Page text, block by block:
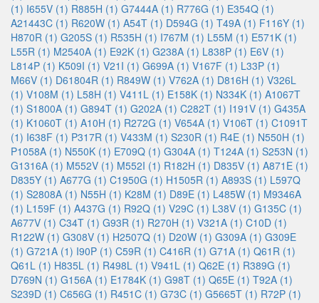
(1) I655V (1) R885H (1) G7444A (1) R776G (1) E354Q (1)
A21443C (1) R620W (1) A54T (1) D594G (1) T49A (1) F116Y (1)
H870R (1) G205S (1) R535H (1) I767M (1) L55M (1) E571K (1)
L55R (1) M2540A (1) E92K (1) G238A (1) L838P (1) E6V (1)
L814P (1) K509I (1) V21I (1) G699A (1) V167F (1) L33P (1)
M66V (1) D61804R (1) R849W (1) V762A (1) D816H (1) V326L
(1) V108M (1) L58H (1) V411L (1) E158K (1) N334K (1) A1067T
(1) S1800A (1) G894T (1) G202A (1) C282T (1) I191V (1) G435A
(1) K1060T (1) A10H (1) R272G (1) V654A (1) V106T (1) C1091T
(1) I638F (1) P317R (1) V433M (1) S230R (1) R4E (1) N550H (1)
P1058A (1) N550K (1) E709Q (1) G304A (1) T124A (1) S253N (1)
G1316A (1) M552V (1) M552I (1) R182H (1) D835V (1) A871E (1)
D835Y (1) A677G (1) C1950G (1) H1505R (1) A893S (1) L597Q
(1) S2808A (1) N55H (1) K28M (1) D89E (1) L485W (1) M9346A
(1) L159F (1) A437G (1) R92Q (1) V29C (1) L38V (1) G135C (1)
A677V (1) C34T (1) G93R (1) R270H (1) V321A (1) C10D (1)
R122W (1) G308V (1) H2507Q (1) D20W (1) G309A (1) G309E
(1) G721A (1) I90P (1) C59R (1) C416R (1) G71A (1) Q61R (1)
Q61L (1) H835L (1) R498L (1) V941L (1) Q62E (1) R389G (1)
D769N (1) G156A (1) E1784K (1) G98T (1) Q65E (1) T92A (1)
S239D (1) C656G (1) R451C (1) G73C (1) G5665T (1) R72P (1)